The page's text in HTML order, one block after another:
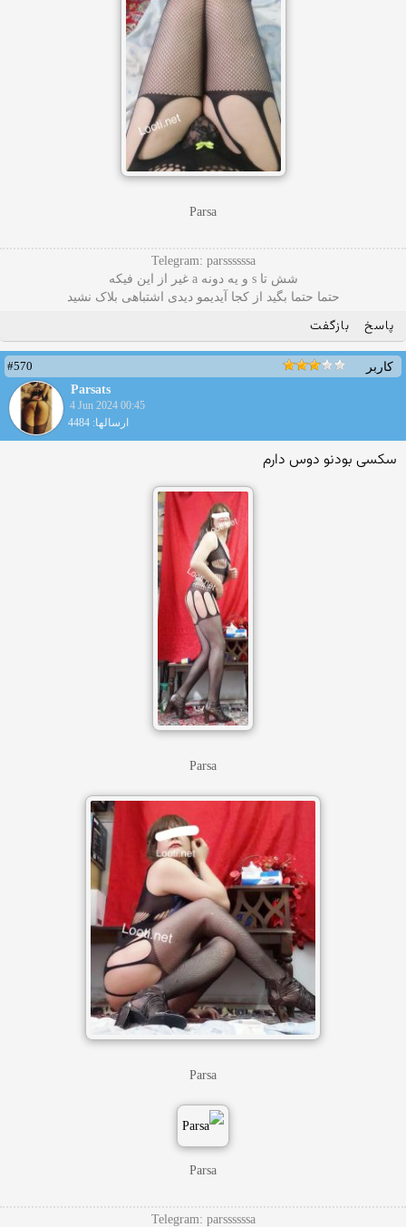
Parsa
Telegram: parssssssa
شش تا s و یه دونه a غیر از این فیکه
حتما حتما بگید از کجا آیدیمو دیدی اشتباهی بلاک نشید
پاسخ بازگفت
کاربر
#570
Parsats
4 Jun 2024 00:45
ارسالها: 4484
سکسی بودنو دوس دارم
Parsa
Parsa
Parsa
Telegram: parssssssa